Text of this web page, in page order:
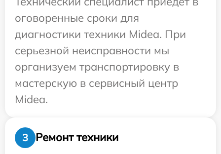
оговоренные сроки для
диагностики техники Midea. При
серьезной неисправности мы
организуем транспортировку в
мастерскую в сервисный центр
Midea.
3
Ремонт техники